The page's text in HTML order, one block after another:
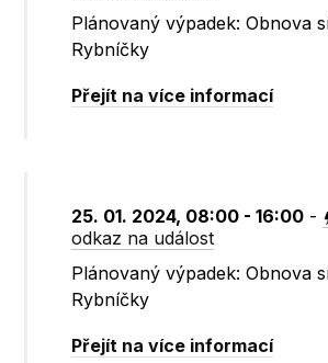
Plánovaný výpadek: Obnova
Rybníčky
Přejít na více informací
25. 01. 2024, 08:00 - 16:00 -
odkaz na událost
Plánovaný výpadek: Obnova
Rybníčky
Přejít na více informací